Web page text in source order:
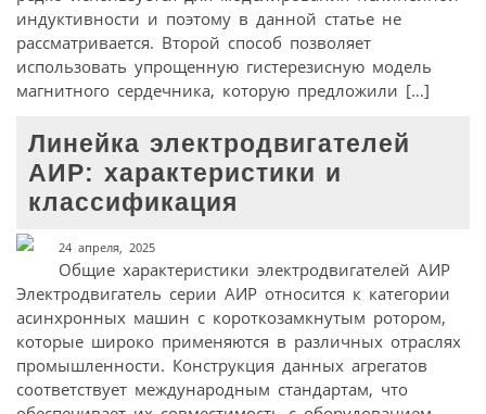
индуктивности и поэтому в данной статье не
рассматривается. Второй способ позволяет
использовать упрощенную гистерезисную модель
магнитного сердечника, которую предложили […]
Линейка электродвигателей
АИР: характеристики и
классификация
24 апреля, 2025
Общие характеристики электродвигателей АИР
Электродвигатель серии АИР относится к категории
асинхронных машин с короткозамкнутым ротором,
которые широко применяются в различных отраслях
промышленности. Конструкция данных агрегатов
соответствует международным стандартам, что